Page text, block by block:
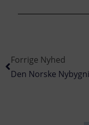
Forrige Nyhed